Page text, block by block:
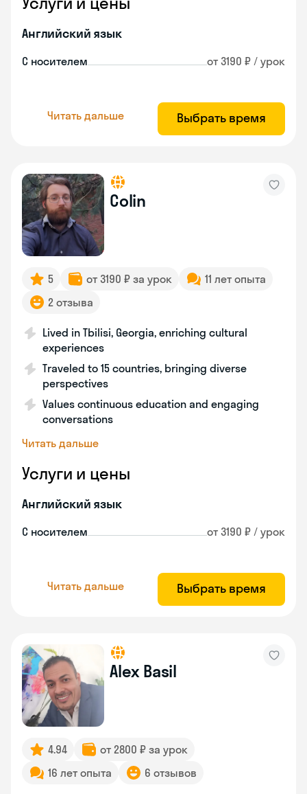
Английский язык
С носителем от 3190 ₽ / урок
Читать дальше Выбрать время
Colin
5 от 3190 ₽ за урок
11 лет опыта
2 отзыва
Lived in Tbilisi, Georgia, enriching cultural
experiences
Traveled to 15 countries, bringing diverse
perspectives
Values continuous education and engaging
conversations
Читать дальше
Услуги и цены
Английский язык
С носителем от 3190 ₽ / урок
Читать дальше Выбрать время
Alex Basil
4.94
от 2800 ₽ за урок
16 лет опыта
6 отзывов